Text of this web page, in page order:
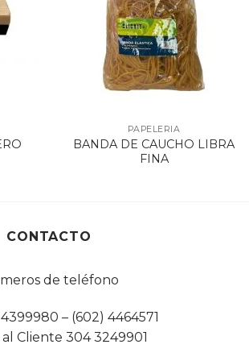
PAPELERIA
BANDA DE CAUCHO LIBRA
FINA
CONTACTO
de teléfono
– (602) 4464571
Cliente 304 3249901